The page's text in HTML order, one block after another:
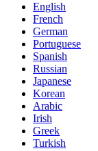
English
French
German
Portuguese
Spanish
Russian
Japanese
Korean
Arabic
Irish
Greek
Turkish